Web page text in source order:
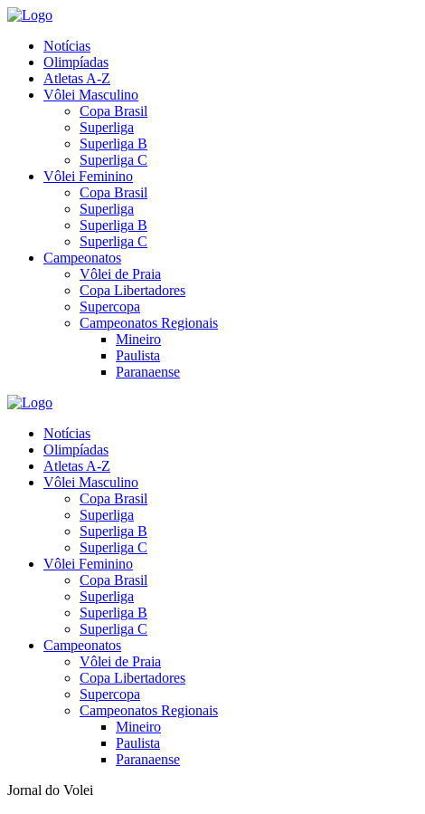
Notícias
Olimpíadas
Atletas A-Z
Vôlei Masculino
Copa Brasil
Superliga
Superliga B
Superliga C
Vôlei Feminino
Copa Brasil
Superliga
Superliga B
Superliga C
Campeonatos
Vôlei de Praia
Copa Libertadores
Supercopa
Campeonatos Regionais
Mineiro
Paulista
Paranaense
Notícias
Olimpíadas
Atletas A-Z
Vôlei Masculino
Copa Brasil
Superliga
Superliga B
Superliga C
Vôlei Feminino
Copa Brasil
Superliga
Superliga B
Superliga C
Campeonatos
Vôlei de Praia
Copa Libertadores
Supercopa
Campeonatos Regionais
Mineiro
Paulista
Paranaense
Jornal do Volei